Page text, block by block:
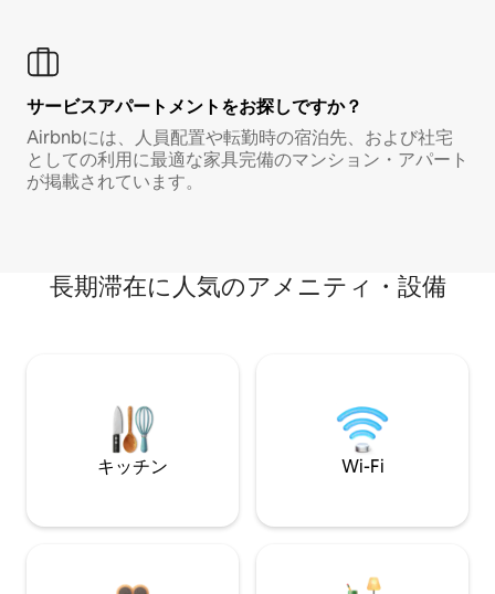
サービスアパートメントをお探しですか？
Airbnbには、人員配置や転勤時の宿泊先、および社宅
としての利用に最適な家具完備のマンション・アパート
が掲載されています。
長期滞在に人気のアメニティ・設備
キッチン Wi-Fi